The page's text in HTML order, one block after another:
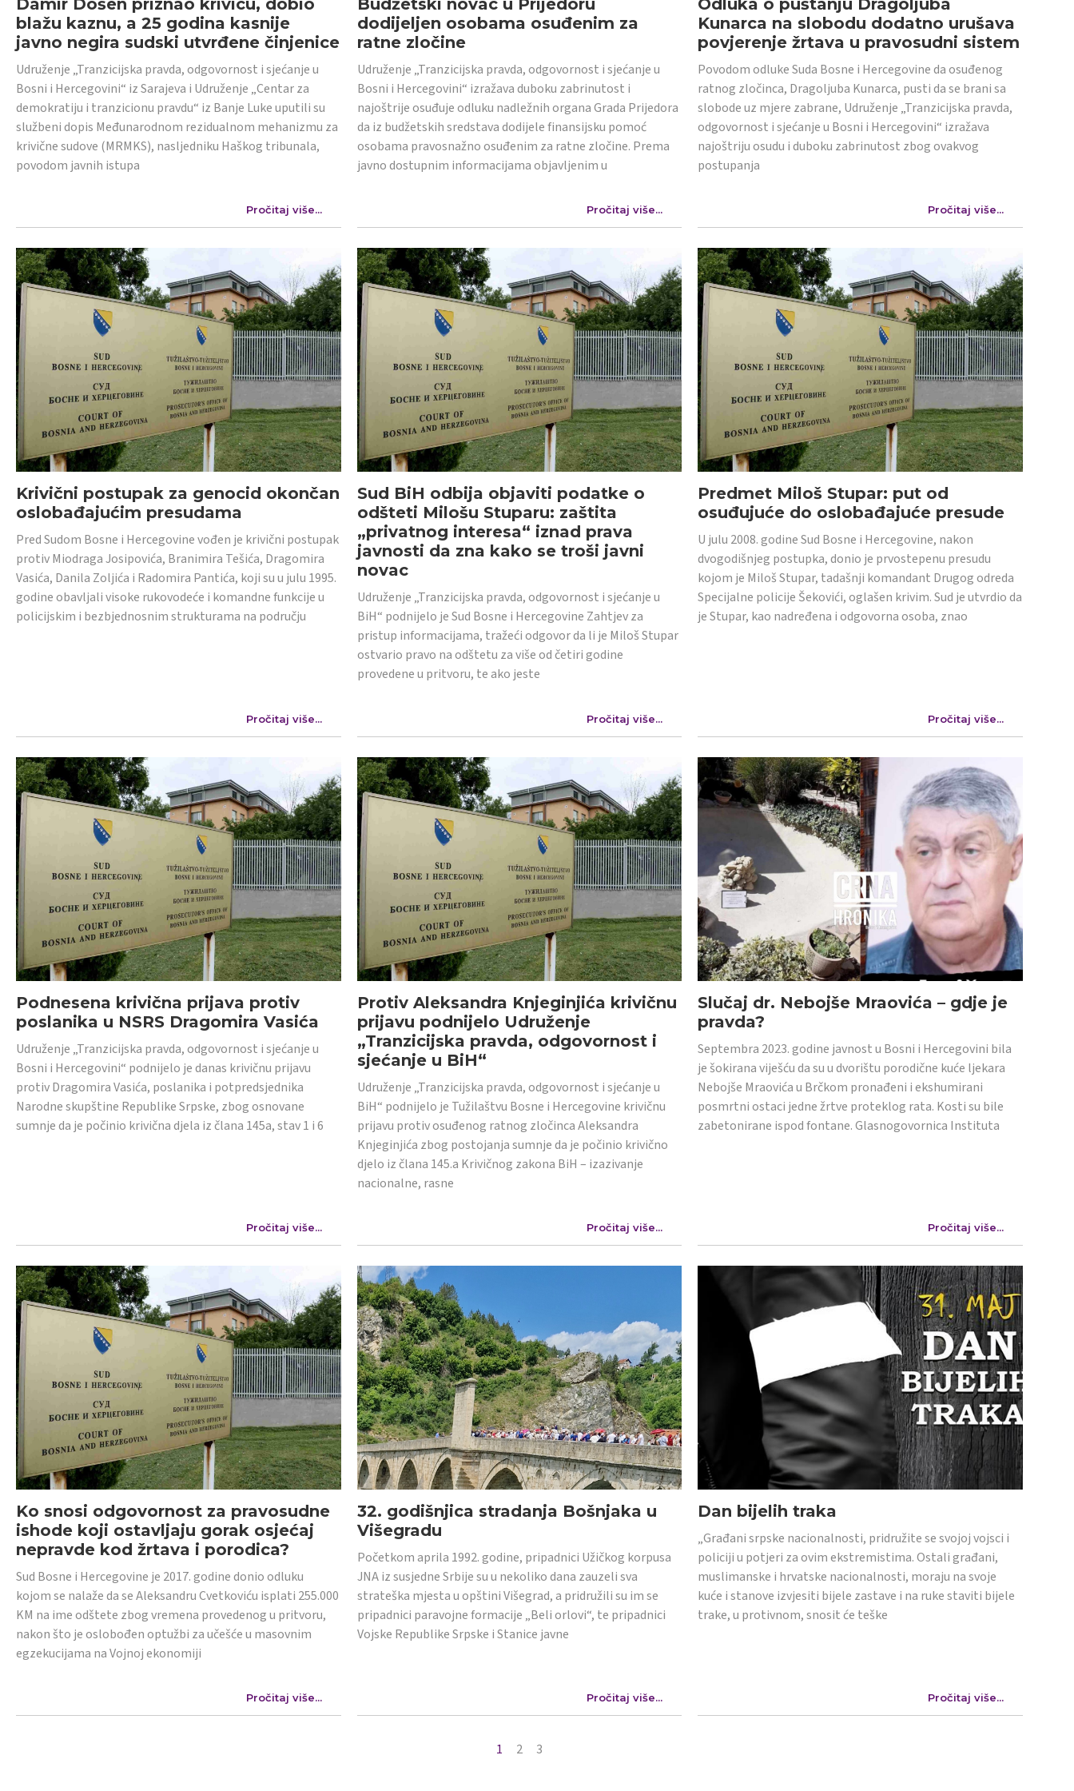
blažu kaznu, a 25 godina kasnije
javno negira sudski utvrđene činjenice
Udruženje „Tranzicijska pravda, odgovornost i sjećanje u
Bosni i Hercegovini“ iz Sarajeva i Udruženje „Centar za
demokratiju i tranzicionu pravdu“ iz Banje Luke uputili su
službeni dopis Međunarodnom rezidualnom mehanizmu za
krivične sudove (MRMKS), nasljedniku Haškog tribunala,
povodom javnih istupa
Pročitaj više...
dodijeljen osobama osuđenim za
ratne zločine
Udruženje „Tranzicijska pravda, odgovornost i sjećanje u
Bosni i Hercegovini“ izražava duboku zabrinutost i
najoštrije osuđuje odluku nadležnih organa Grada Prijedora
da iz budžetskih sredstava dodijele finansijsku pomoć
osobama pravosnažno osuđenim za ratne zločine. Prema
javno dostupnim informacijama objavljenim u
Pročitaj više...
Kunarca na slobodu dodatno urušava
povjerenje žrtava u pravosudni sistem
Povodom odluke Suda Bosne i Hercegovine da osuđenog
ratnog zločinca, Dragoljuba Kunarca, pusti da se brani sa
slobode uz mjere zabrane, Udruženje „Tranzicijska pravda,
odgovornost i sjećanje u Bosni i Hercegovini“ izražava
najoštriju osudu i duboku zabrinutost zbog ovakvog
postupanja
Pročitaj više...
Krivični postupak za genocid okončan
oslobađajućim presudama
Pred Sudom Bosne i Hercegovine vođen je krivični postupak
protiv Miodraga Josipovića, Branimira Tešića, Dragomira
Vasića, Danila Zoljića i Radomira Pantića, koji su u julu 1995.
godine obavljali visoke rukovodeće i komandne funkcije u
policijskim i bezbjednosnim strukturama na području
Pročitaj više...
Sud BiH odbija objaviti podatke o
odšteti Milošu Stuparu: zaštita
„privatnog interesa“ iznad prava
javnosti da zna kako se troši javni
novac
Udruženje „Tranzicijska pravda, odgovornost i sjećanje u
BiH“ podnijelo je Sud Bosne i Hercegovine Zahtjev za
pristup informacijama, tražeći odgovor da li je Miloš Stupar
ostvario pravo na odštetu za više od četiri godine
provedene u pritvoru, te ako jeste
Pročitaj više...
Predmet Miloš Stupar: put od
osuđujuće do oslobađajuće presude
U julu 2008. godine Sud Bosne i Hercegovine, nakon
dvogodišnjeg postupka, donio je prvostepenu presudu
kojom je Miloš Stupar, tadašnji komandant Drugog odreda
Specijalne policije Šekovići, oglašen krivim. Sud je utvrdio da
je Stupar, kao nadređena i odgovorna osoba, znao
Pročitaj više...
Podnesena krivična prijava protiv
poslanika u NSRS Dragomira Vasića
Udruženje „Tranzicijska pravda, odgovornost i sjećanje u
Bosni i Hercegovini“ podnijelo je danas krivičnu prijavu
protiv Dragomira Vasića, poslanika i potpredsjednika
Narodne skupštine Republike Srpske, zbog osnovane
sumnje da je počinio krivična djela iz člana 145a, stav 1 i 6
Pročitaj više...
Protiv Aleksandra Knjeginjića krivičnu
prijavu podnijelo Udruženje
„Tranzicijska pravda, odgovornost i
sjećanje u BiH“
Udruženje „Tranzicijska pravda, odgovornost i sjećanje u
BiH“ podnijelo je Tužilaštvu Bosne i Hercegovine krivičnu
prijavu protiv osuđenog ratnog zločinca Aleksandra
Knjeginjića zbog postojanja sumnje da je počinio krivično
djelo iz člana 145.a Krivičnog zakona BiH – izazivanje
nacionalne, rasne
Pročitaj više...
Slučaj dr. Nebojše Mraovića – gdje je
pravda?
Septembra 2023. godine javnost u Bosni i Hercegovini bila
je šokirana viješću da su u dvorištu porodične kuće ljekara
Nebojše Mraovića u Brčkom pronađeni i ekshumirani
posmrtni ostaci jedne žrtve proteklog rata. Kosti su bile
zabetonirane ispod fontane. Glasnogovornica Instituta
Pročitaj više...
Ko snosi odgovornost za pravosudne
ishode koji ostavljaju gorak osjećaj
nepravde kod žrtava i porodica?
Sud Bosne i Hercegovine je 2017. godine donio odluku
kojom se nalaže da se Aleksandru Cvetkoviću isplati 255.000
KM na ime odštete zbog vremena provedenog u pritvoru,
nakon što je oslobođen optužbi za učešće u masovnim
egzekucijama na Vojnoj ekonomiji
Pročitaj više...
32. godišnjica stradanja Bošnjaka u
Višegradu
Početkom aprila 1992. godine, pripadnici Užičkog korpusa
JNA iz susjedne Srbije su u nekoliko dana zauzeli sva
strateška mjesta u opštini Višegrad, a pridružili su im se
pripadnici paravojne formacije „Beli orlovi“, te pripadnici
Vojske Republike Srpske i Stanice javne
Pročitaj više...
Dan bijelih traka
„Građani srpske nacionalnosti, pridružite se svojoj vojsci i
policiji u potjeri za ovim ekstremistima. Ostali građani,
muslimanske i hrvatske nacionalnosti, moraju na svoje
kuće i stanove izvjesiti bijele zastave i na ruke staviti bijele
trake, u protivnom, snosit će teške
Pročitaj više...
1 2 3